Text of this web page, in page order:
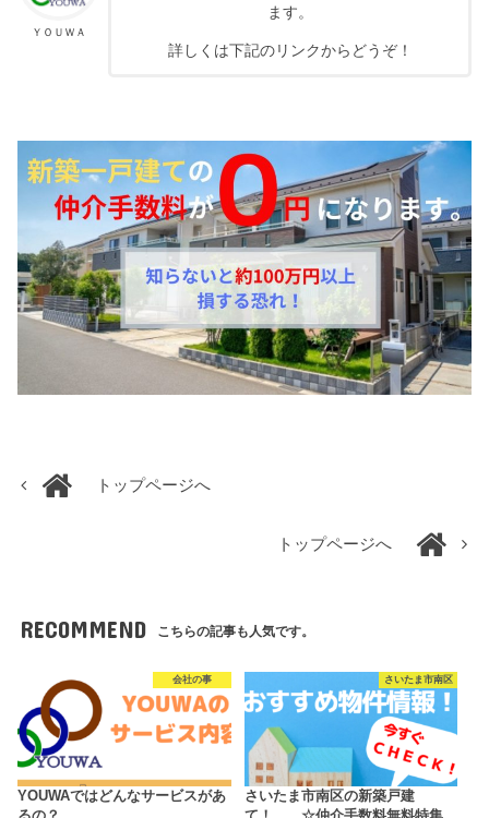
ＹＯＵＷＡ
ます。
詳しくは下記のリンクからどうぞ！
トップページへ
トップページへ
RECOMMEND こちらの記事も人気です。
会社の事
YOUWAではどんなサービスがあ
さいたま市南区
さいたま市南区の新築戸建